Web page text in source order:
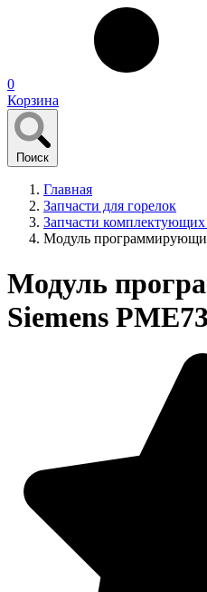
0
Корзина
Поиск
Главная
Запчасти для горелок
Запчасти комплектующих
Модуль
Модуль
Siemens